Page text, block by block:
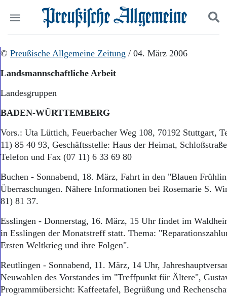
Wer wir sind
Aktuelle Ausgabe
Abonnenten-Login
Abonnent werden
Abo Prämien
Archiv
Mediadaten
Politik
Wirtschaft
Leben
Ostpreußen
Pommern
Berlin-Brandenburg
Danzig und Westpreußen
Bücher
Suchen und finden
© Preußische Allgemeine Zeitung / 04. März 2006
Landsmannschaftliche Arbeit
Landesgruppen
BADEN-WÜRTTEMBERG
Vors.: Uta Lüttich, Feuerbacher Weg 108, 70192 Stuttgart,
11) 85 40 93, Geschäftsstelle: Haus der Heimat,
Telefon und Fax (07 11) 6 33 69 80
Buchen - Sonnabend, 18. März, Fahrt in den "Blauen
Überraschungen. Nähere Informationen bei Rosemarie S.
81) 81 37.
Esslingen - Donnerstag, 16. März, 15 Uhr findet im
in Esslingen der Monatstreff statt. Thema:
Ersten Weltkrieg und ihre Folgen".
Reutlingen - Sonnabend, 11. März, 14 Uhr,
Neuwahlen des Vorstandes im "Treffpunkt für Ältere",
Programmübersicht: Kaffeetafel, Begrüßung und